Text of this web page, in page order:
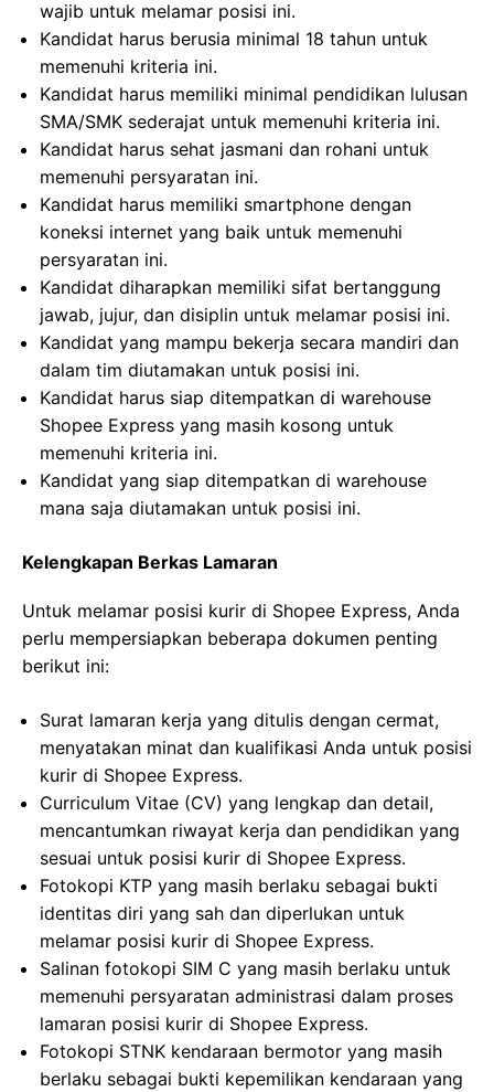
wajib untuk melamar posisi ini.
Kandidat harus berusia minimal 18 tahun untuk
memenuhi kriteria ini.
Kandidat harus memiliki minimal pendidikan lulusan
SMA/SMK sederajat untuk memenuhi kriteria ini.
Kandidat harus sehat jasmani dan rohani untuk
memenuhi persyaratan ini.
Kandidat harus memiliki smartphone dengan
koneksi internet yang baik untuk memenuhi
persyaratan ini.
Kandidat diharapkan memiliki sifat bertanggung
jawab, jujur, dan disiplin untuk melamar posisi ini.
Kandidat yang mampu bekerja secara mandiri dan
dalam tim diutamakan untuk posisi ini.
Kandidat harus siap ditempatkan di warehouse
Shopee Express yang masih kosong untuk
memenuhi kriteria ini.
Kandidat yang siap ditempatkan di warehouse
mana saja diutamakan untuk posisi ini.
Kelengkapan Berkas Lamaran
Untuk melamar posisi kurir di Shopee Express, Anda
perlu mempersiapkan beberapa dokumen penting
berikut ini:
Surat lamaran kerja yang ditulis dengan cermat,
menyatakan minat dan kualifikasi Anda untuk posisi
kurir di Shopee Express.
Curriculum Vitae (CV) yang lengkap dan detail,
mencantumkan riwayat kerja dan pendidikan yang
sesuai untuk posisi kurir di Shopee Express.
Fotokopi KTP yang masih berlaku sebagai bukti
identitas diri yang sah dan diperlukan untuk
melamar posisi kurir di Shopee Express.
Salinan fotokopi SIM C yang masih berlaku untuk
memenuhi persyaratan administrasi dalam proses
lamaran posisi kurir di Shopee Express.
Fotokopi STNK kendaraan bermotor yang masih
berlaku sebagai bukti kepemilikan kendaraan yang